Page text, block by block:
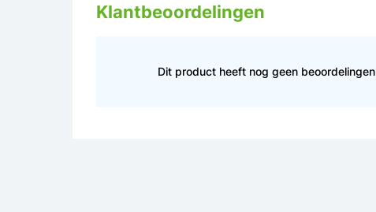
Klantbeoordelingen
Dit product heeft nog geen beoordelingen